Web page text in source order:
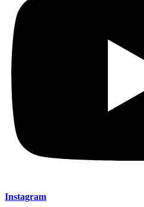
Instagram